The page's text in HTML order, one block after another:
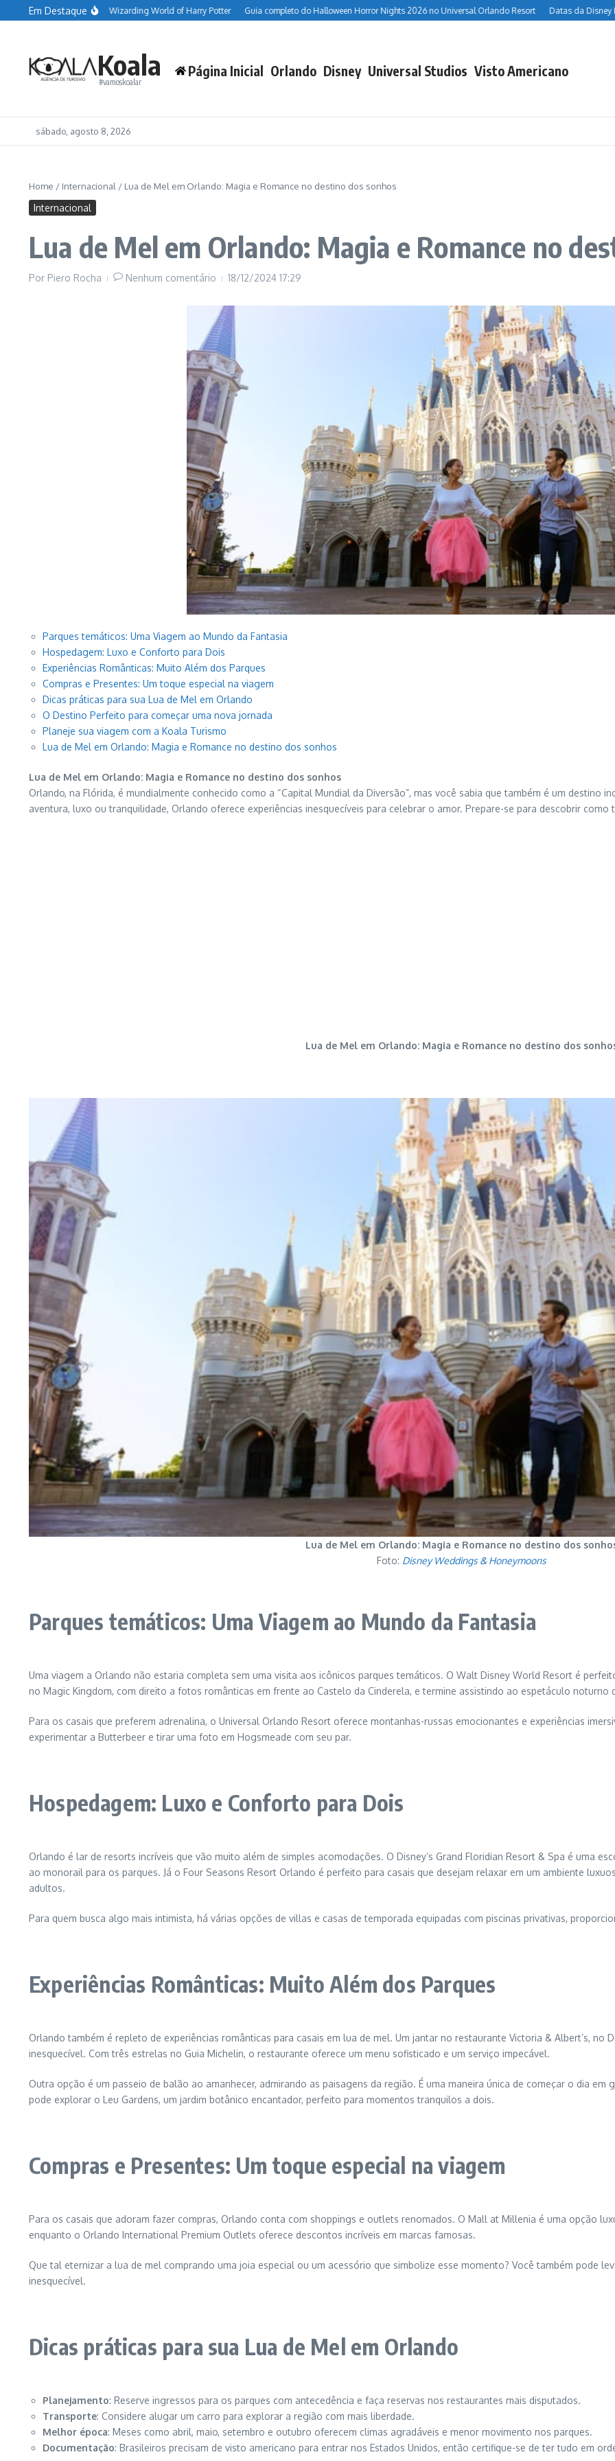
Ir para o conteúdo
Em Destaque
as comidas do The Wizarding World of Harry Potter Guia completo do Halloween Horror Nights 2026 no Universal Orlando Resort Datas da Disney
Koala
#vamoskoalar
Página Inicial Orlando Disney Universal Studios Visto Americano
sábado, agosto 8, 2026
Home / Internacional / Lua de Mel em Orlando: Magia e Romance no destino dos sonhos
Internacional
Lua de Mel em Orlando: Magia e Romance no
Por Piero Rocha Nenhum comentário 18/12/2024 17:29
Parques temáticos: Uma Viagem ao Mundo da Fantasia
Hospedagem: Luxo e Conforto para Dois
Experiências Românticas: Muito Além dos Parques
Compras e Presentes: Um toque especial na viagem
Dicas práticas para sua Lua de Mel em Orlando
O Destino Perfeito para começar uma nova jornada
Planeje sua viagem com a Koala Turismo
Lua de Mel em Orlando: Magia e Romance no destino dos sonhos
Lua de Mel em Orlando: Magia e Romance no destino dos sonhos
Orlando, na Flórida, é mundialmente conhecido como a “Capital Mundial da Diversão”, mas você sabia que também é um destino
aventura, luxo ou tranquilidade, Orlando oferece experiências inesquecíveis para celebrar o amor. Prepare-se para descobrir
Lua de Mel em Orlando: Magia e Romance no destino dos
Lua de Mel em Orlando: Magia e Romance no destino dos
Foto: Disney Weddings & Honeymoons
Parques temáticos: Uma Viagem ao Mundo da Fantasia
Uma viagem a Orlando não estaria completa sem uma visita aos icônicos parques temáticos. O Walt Disney World Resort é
no Magic Kingdom, com direito a fotos românticas em frente ao Castelo da Cinderela, e termine assistindo ao espetáculo noturno
Para os casais que preferem adrenalina, o Universal Orlando Resort oferece montanhas-russas emocionantes e experiências
experimentar a Butterbeer e tirar uma foto em Hogsmeade com seu par.
Hospedagem: Luxo e Conforto para Dois
Orlando é lar de resorts incríveis que vão muito além de simples acomodações. O Disney’s Grand Floridian Resort & Spa é uma
ao monorail para os parques. Já o Four Seasons Resort Orlando é perfeito para casais que desejam relaxar em um ambiente
adultos.
Para quem busca algo mais intimista, há várias opções de villas e casas de temporada equipadas com piscinas privativas,
Experiências Românticas: Muito Além dos Parques
Orlando também é repleto de experiências românticas para casais em lua de mel. Um jantar no restaurante Victoria & Albert’s, no
inesquecível. Com três estrelas no Guia Michelin, o restaurante oferece um menu sofisticado e um serviço impecável.
Outra opção é um passeio de balão ao amanhecer, admirando as paisagens da região. É uma maneira única de começar o dia em
pode explorar o Leu Gardens, um jardim botânico encantador, perfeito para momentos tranquilos a dois.
Compras e Presentes: Um toque especial na viagem
Para os casais que adoram fazer compras, Orlando conta com shoppings e outlets renomados. O Mall at Millenia é uma opção
enquanto o Orlando International Premium Outlets oferece descontos incríveis em marcas famosas.
Que tal eternizar a lua de mel comprando uma joia especial ou um acessório que simbolize esse momento? Você também pode
inesquecível.
Dicas práticas para sua Lua de Mel em Orlando
Planejamento: Reserve ingressos para os parques com antecedência e faça reservas nos restaurantes mais disputados.
Transporte: Considere alugar um carro para explorar a região com mais liberdade.
Melhor época: Meses como abril, maio, setembro e outubro oferecem climas agradáveis e menor movimento nos parques.
Documentação: Brasileiros precisam de visto americano para entrar nos Estados Unidos, então certifique-se de ter tudo em